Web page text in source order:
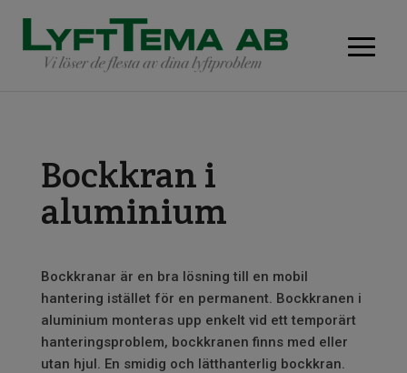
Bockkran i
aluminium
Bockkranar är en bra lösning till en mobil
hantering istället för en permanent. Bockkranen i
aluminium monteras upp enkelt vid ett temporärt
hanteringsproblem, bockkranen finns med eller
utan hjul. En smidig och lätthanterlig bockkran.